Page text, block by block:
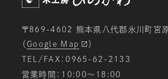
〒869-4602 熊本県八代郡氷川町宮
（ Google Map
）
TEL/FAX：0965-62-2133
営業時間：10:00〜18:00